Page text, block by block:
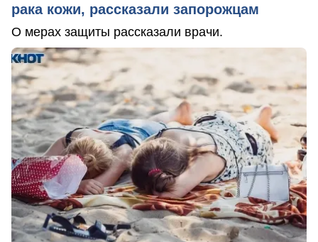
рака кожи, рассказали запорожцам
О мерах защиты рассказали врачи.